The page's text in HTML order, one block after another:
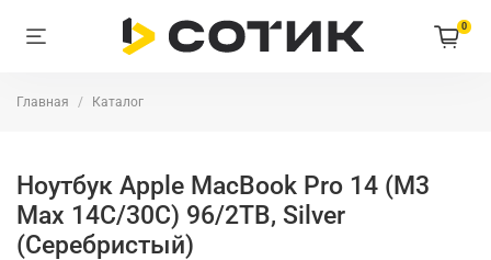
0
Главная Каталог
Ноутбук Apple MacBook Pro 14 (M3
Max 14С/30C) 96/2TB, Silver
(Серебристый)